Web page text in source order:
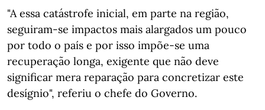
"A essa catástrofe inicial, em parte na região,
seguiram-se impactos mais alargados um pouco
por todo o país e por isso impõe-se uma
recuperação longa, exigente que não deve
significar mera reparação para concretizar este
desígnio", referiu o chefe do Governo.